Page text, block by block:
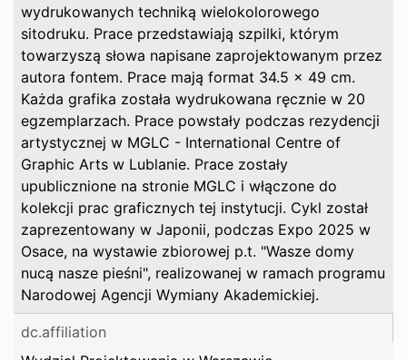
wydrukowanych techniką wielokolorowego
sitodruku. Prace przedstawiają szpilki, którym
towarzyszą słowa napisane zaprojektowanym przez
autora fontem. Prace mają format 34.5 x 49 cm.
Każda grafika została wydrukowana ręcznie w 20
egzemplarzach. Prace powstały podczas rezydencji
artystycznej w MGLC - International Centre of
Graphic Arts w Lublanie. Prace zostały
upublicznione na stronie MGLC i włączone do
kolekcji prac graficznych tej instytucji. Cykl został
zaprezentowany w Japonii, podczas Expo 2025 w
Osace, na wystawie zbiorowej p.t. "Wasze domy
nucą nasze pieśni", realizowanej w ramach programu
Narodowej Agencji Wymiany Akademickiej.
dc.affiliation